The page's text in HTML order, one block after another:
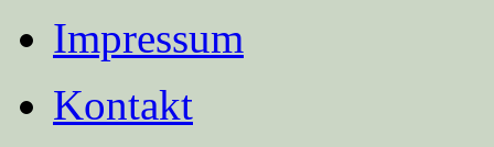
Impressum
Kontakt